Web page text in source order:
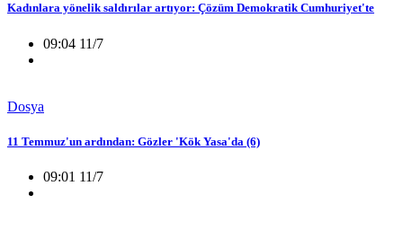
Kadınlara yönelik saldırılar artıyor: Çözüm Demokratik Cumhuriyet'te
09:04 11/7
Dosya
11 Temmuz'un ardından: Gözler 'Kök Yasa'da (6)
09:01 11/7